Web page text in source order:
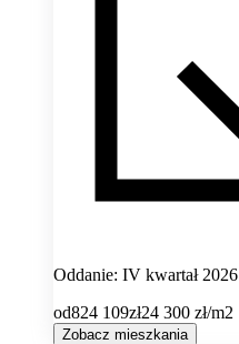
Oddanie: IV kwartał 2026
od824 109zł24 300 zł/m2
Zobacz mieszkania